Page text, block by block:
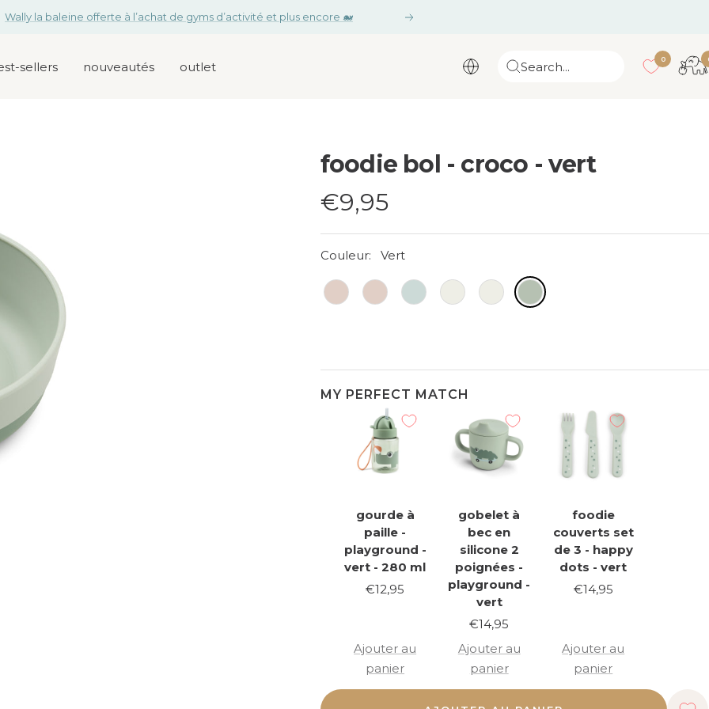
Wally la baleine offerte à l’achat de gyms d’activité et plus encore 🐋 Suivant
sellers nouveautés outlet Search... 0
foodie bol - croco - vert
Prix
de
vente
€9,95
Couleur: Vert
MY PERFECT MATCH
gourde à
paille -
playground -
vert - 280 ml
Prix
€12,95
Ajouter au
panier
gobelet à
bec en
silicone 2
poignées -
playground -
vert
Prix
vente
€14,95
Ajouter au
panier
foodie
couverts set
de 3 - happy
dots - vert
Prix
€14,95
Ajouter au
panier